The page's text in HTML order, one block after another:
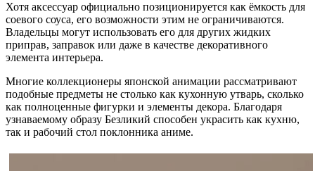
Хотя аксессуар официально позиционируется как ёмкость для
соевого соуса, его возможности этим не ограничиваются.
Владельцы могут использовать его для других жидких
приправ, заправок или даже в качестве декоративного
элемента интерьера.
Многие коллекционеры японской анимации рассматривают
подобные предметы не столько как кухонную утварь, сколько
как полноценные фигурки и элементы декора. Благодаря
узнаваемому образу Безликий способен украсить как кухню,
так и рабочий стол поклонника аниме.